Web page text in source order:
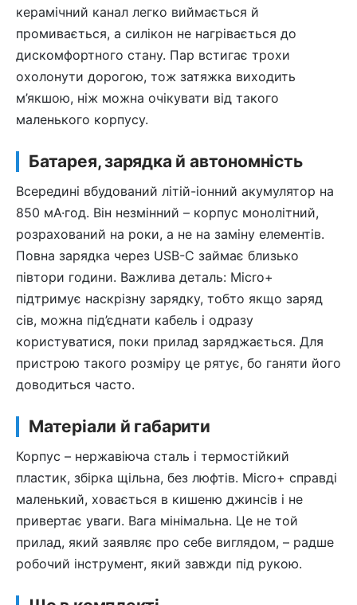
керамічний канал легко виймається й
промивається, а силікон не нагрівається до
дискомфортного стану. Пар встигає трохи
охолонути дорогою, тож затяжка виходить
м’якшою, ніж можна очікувати від такого
маленького корпусу.
Батарея, зарядка й автономність
Всередині вбудований літій-іонний акумулятор на
850 мА·год. Він незмінний – корпус монолітний,
розрахований на роки, а не на заміну елементів.
Повна зарядка через USB-C займає близько
півтори години. Важлива деталь: Micro+
підтримує наскрізну зарядку, тобто якщо заряд
сів, можна під’єднати кабель і одразу
користуватися, поки прилад заряджається. Для
пристрою такого розміру це рятує, бо ганяти його
доводиться часто.
Матеріали й габарити
Корпус – нержавіюча сталь і термостійкий
пластик, збірка щільна, без люфтів. Micro+ справді
маленький, ховається в кишеню джинсів і не
привертає уваги. Вага мінімальна. Це не той
прилад, який заявляє про себе виглядом, – радше
робочий інструмент, який завжди під рукою.